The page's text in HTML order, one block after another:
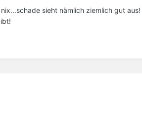
sieht nämlich ziemlich gut aus!